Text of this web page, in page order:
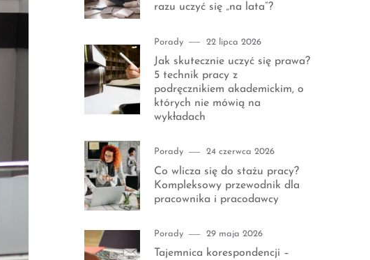
razu uczyć się „na lata”?
Category
Porady
Posted
22 lipca 2026
Jak skutecznie uczyć się prawa?
5 technik pracy z
podręcznikiem akademickim, o
których nie mówią na
wykładach
Category
Porady
Posted
24 czerwca 2026
Co wlicza się do stażu pracy?
Kompleksowy przewodnik dla
pracownika i pracodawcy
Category
Porady
Posted
on
29 maja 2026
Tajemnica korespondencji –